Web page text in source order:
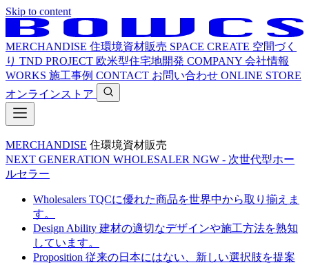
Skip to content
MERCHANDISE 住環境資材販売 SPACE CREATE 空間づく
り TND PROJECT 欧米型住宅地開発 COMPANY 会社情報
WORKS 施工事例 CONTACT お問い合わせ ONLINE STORE
オンラインストア
MERCHANDISE 住環境資材販売
NEXT GENERATION WHOLESALER NGW - 次世代型ホー
ルセラー
Wholesalers TQCに優れた商品を世界中から取り揃えま
す。
Design Ability 建材の適切なデザインや施工方法を熟知
しています。
Proposition 従来の日本にはない、新しい選択肢を提案